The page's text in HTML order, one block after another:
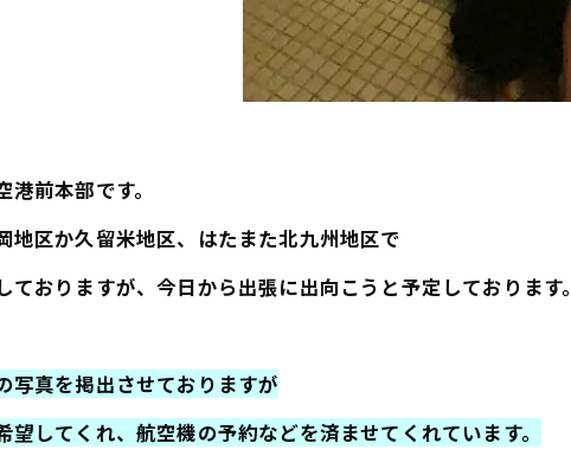
前本部です。
地区か久留米地区、はたまた北九州地区で
ておりますが、今日から出張に出向こうと予定しております。
写真を掲出させておりますが
望してくれ、航空機の予約などを済ませてくれています。